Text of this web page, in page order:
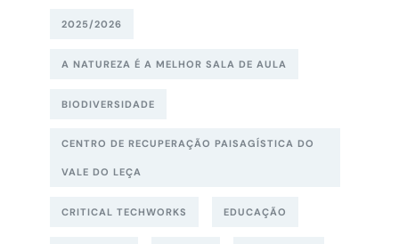
2025/2026
A NATUREZA É A MELHOR SALA DE AULA
BIODIVERSIDADE
CENTRO DE RECUPERAÇÃO PAISAGÍSTICA DO
VALE DO LEÇA
CRITICAL TECHWORKS EDUCAÇÃO